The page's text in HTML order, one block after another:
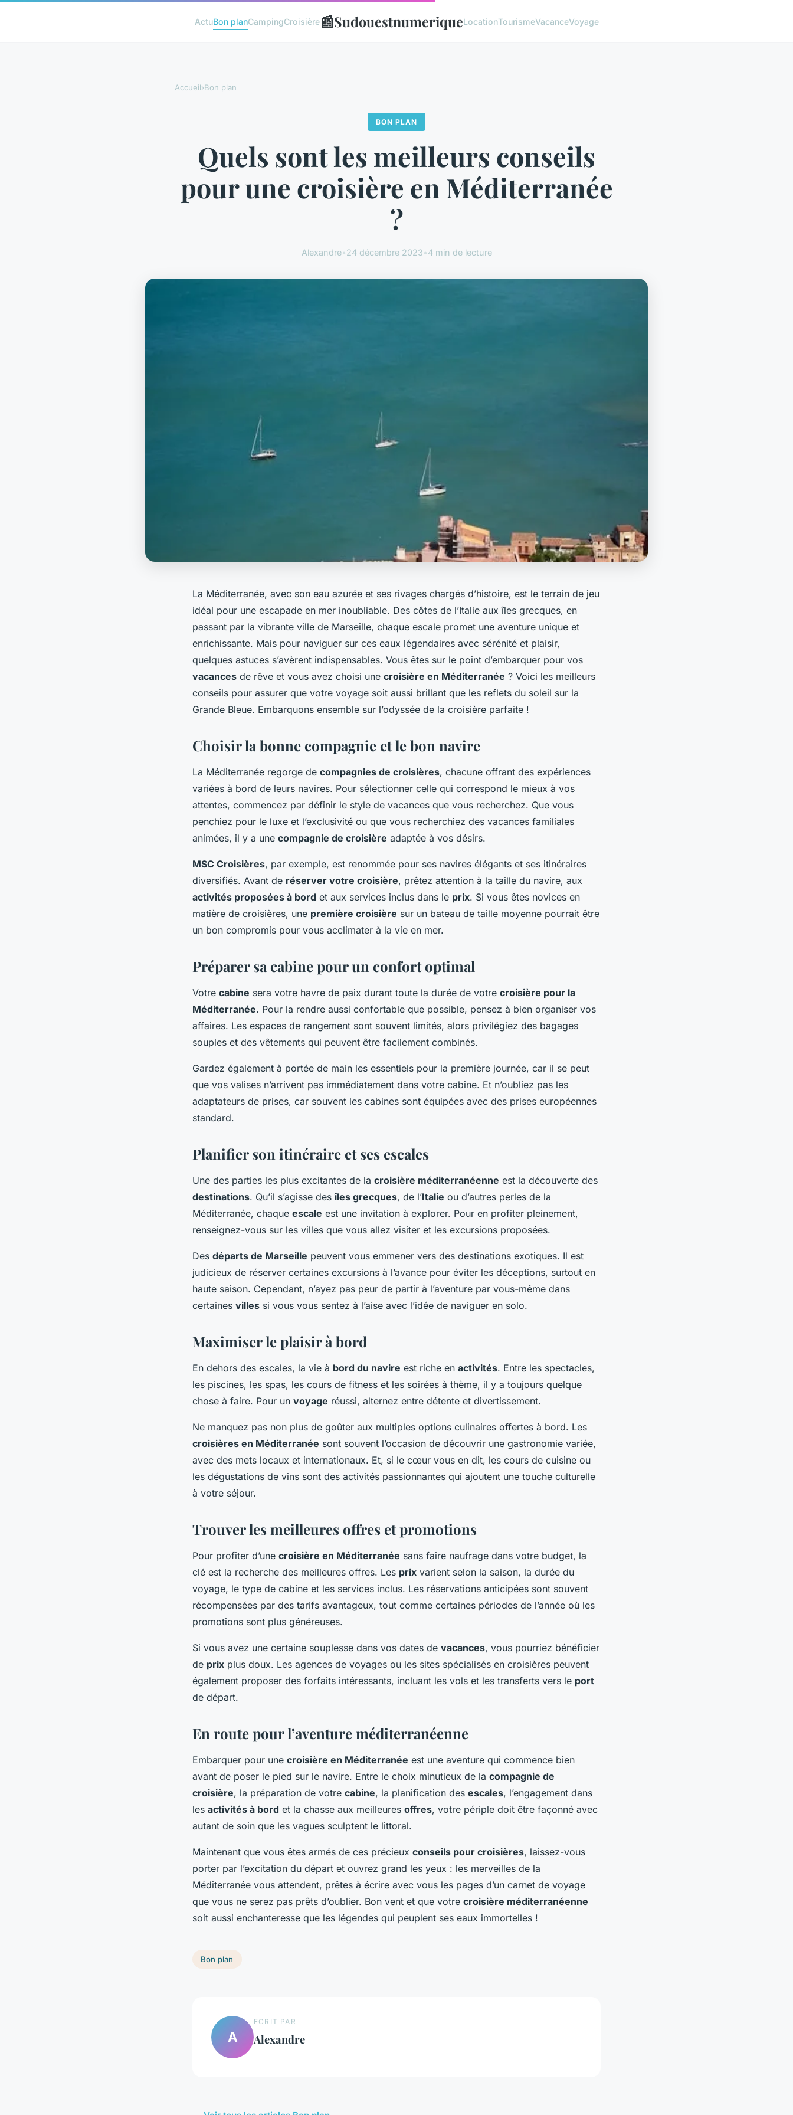
ActuBon planCampingCroisière📰SudouestnumeriqueLocationTourismeVacanceVoyage
Accueil›Bon plan
BON PLAN
Quels sont les meilleurs conseils
pour une croisière en Méditerranée
?
Alexandre•24 décembre 2023•4 min de lecture
La Méditerranée, avec son eau azurée et ses rivages chargés d’histoire, est le terrain de jeu
idéal pour une escapade en mer inoubliable. Des côtes de l’Italie aux îles grecques, en
passant par la vibrante ville de Marseille, chaque escale promet une aventure unique et
enrichissante. Mais pour naviguer sur ces eaux légendaires avec sérénité et plaisir,
quelques astuces s’avèrent indispensables. Vous êtes sur le point d’embarquer pour vos
vacances de rêve et vous avez choisi une croisière en Méditerranée ? Voici les meilleurs
conseils pour assurer que votre voyage soit aussi brillant que les reflets du soleil sur la
Grande Bleue. Embarquons ensemble sur l’odyssée de la croisière parfaite !
Choisir la bonne compagnie et le bon navire
La Méditerranée regorge de compagnies de croisières, chacune offrant des expériences
variées à bord de leurs navires. Pour sélectionner celle qui correspond le mieux à vos
attentes, commencez par définir le style de vacances que vous recherchez. Que vous
penchiez pour le luxe et l’exclusivité ou que vous recherchiez des vacances familiales
animées, il y a une compagnie de croisière adaptée à vos désirs.
MSC Croisières, par exemple, est renommée pour ses navires élégants et ses itinéraires
diversifiés. Avant de réserver votre croisière, prêtez attention à la taille du navire, aux
activités proposées à bord et aux services inclus dans le prix. Si vous êtes novices en
matière de croisières, une première croisière sur un bateau de taille moyenne pourrait être
un bon compromis pour vous acclimater à la vie en mer.
Préparer sa cabine pour un confort optimal
Votre cabine sera votre havre de paix durant toute la durée de votre croisière pour la
Méditerranée. Pour la rendre aussi confortable que possible, pensez à bien organiser vos
affaires. Les espaces de rangement sont souvent limités, alors privilégiez des bagages
souples et des vêtements qui peuvent être facilement combinés.
Gardez également à portée de main les essentiels pour la première journée, car il se peut
que vos valises n’arrivent pas immédiatement dans votre cabine. Et n’oubliez pas les
adaptateurs de prises, car souvent les cabines sont équipées avec des prises européennes
standard.
Planifier son itinéraire et ses escales
Une des parties les plus excitantes de la croisière méditerranéenne est la découverte des
destinations. Qu’il s’agisse desîles grecques, de l’Italie ou d’autres perles de la
Méditerranée, chaque escale est une invitation à explorer. Pour en profiter pleinement,
renseignez-vous sur les villes que vous allez visiter et les excursions proposées.
Des départs de Marseille peuvent vous emmener vers des destinations exotiques. Il est
judicieux de réserver certaines excursions à l’avance pour éviter les déceptions, surtout en
haute saison. Cependant, n’ayez pas peur de partir à l’aventure par vous-même dans
certaines villes si vous vous sentez à l’aise avec l’idée de naviguer en solo.
Maximiser le plaisir à bord
En dehors des escales, la vie à bord du navire est riche en activités. Entre les spectacles,
les piscines, les spas, les cours de fitness et les soirées à thème, il y a toujours quelque
chose à faire. Pour un voyage réussi, alternez entre détente et divertissement.
Ne manquez pas non plus de goûter aux multiples options culinaires offertes à bord. Les
croisières en Méditerranée sont souvent l’occasion de découvrir une gastronomie variée,
avec des mets locaux et internationaux. Et, si le cœur vous en dit, les cours de cuisine ou
les dégustations de vins sont des activités passionnantes qui ajoutent une touche culturelle
à votre séjour.
Trouver les meilleures offres et promotions
Pour profiter d’une croisière en Méditerranée sans faire naufrage dans votre budget, la
clé est la recherche des meilleures offres. Les prix varient selon la saison, la durée du
voyage, le type de cabine et les services inclus. Les réservations anticipées sont souvent
récompensées par des tarifs avantageux, tout comme certaines périodes de l’année où les
promotions sont plus généreuses.
Si vous avez une certaine souplesse dans vos dates de vacances, vous pourriez bénéficier
de prix plus doux. Les agences de voyages ou les sites spécialisés en croisières peuvent
également proposer des forfaits intéressants, incluant les vols et les transferts vers le port
de départ.
En route pour l’aventure méditerranéenne
Embarquer pour une croisière en Méditerranée est une aventure qui commence bien
avant de poser le pied sur le navire. Entre le choix minutieux de la compagnie de
croisière, la préparation de votre cabine, la planification des escales, l’engagement dans
les activités à bord et la chasse aux meilleures offres, votre périple doit être façonné avec
autant de soin que les vagues sculptent le littoral.
Maintenant que vous êtes armés de ces précieux conseils pour croisières, laissez-vous
porter par l’excitation du départ et ouvrez grand les yeux : les merveilles de la
Méditerranée vous attendent, prêtes à écrire avec vous les pages d’un carnet de voyage
que vous ne serez pas prêts d’oublier. Bon vent et que votre croisière méditerranéenne
soit aussi enchanteresse que les légendes qui peuplent ses eaux immortelles !
Bon plan
A
ECRIT PAR
Alexandre